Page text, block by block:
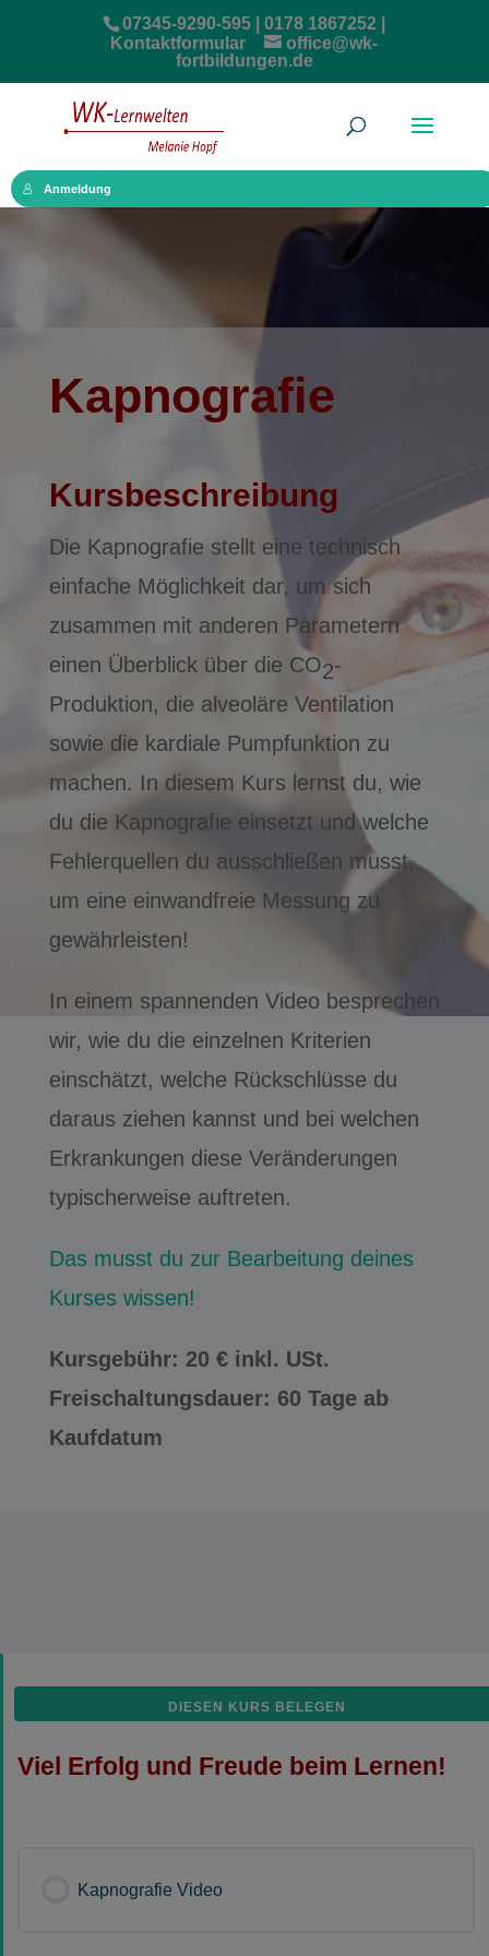
07345-9290-595 | 0178 1867252 |
Kontaktformular
office@wk-
fortbildungen.de
Anmeldung
Kapnografie
Kursbeschreibung
Die Kapnografie stellt eine technisch
einfache Möglichkeit dar, um sich
zusammen mit anderen Parametern
einen Überblick über die CO2-
Produktion, die alveoläre Ventilation
sowie die kardiale Pumpfunktion zu
machen. In diesem Kurs lernst du, wie
du die Kapnografie einsetzt und welche
Fehlerquellen du ausschließen musst,
um eine einwandfreie Messung zu
gewährleisten!
In einem spannenden Video besprechen
wir, wie du die einzelnen Kriterien
einschätzt, welche Rückschlüsse du
daraus ziehen kannst und bei welchen
Erkrankungen diese Veränderungen
typischerweise auftreten.
Das musst du zur Bearbeitung deines
Kurses wissen!
Kursgebühr: 20 € inkl. USt.
Freischaltungsdauer: 60 Tage ab
Kaufdatum
DIESEN KURS BELEGEN
Viel Erfolg und Freude beim Lernen!
Kapnografie Video